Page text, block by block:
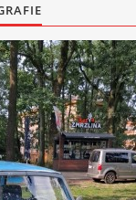
přichází
z. s.